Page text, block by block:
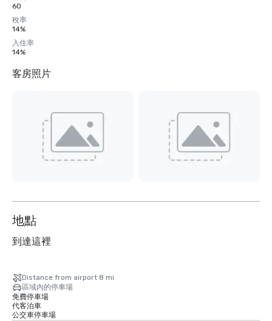
60
稅率
14%
入住率
14%
客房照片
地點
到達這裡
Distance from airport 8 mi
區域內的停車場
免費停車場
代客泊車
公交車停車場